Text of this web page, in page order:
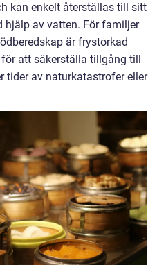
kan enkelt återställas till sitt
hjälp av vatten. För familjer
är frystorkad
att säkerställa tillgång till
tider av naturkatastrofer eller